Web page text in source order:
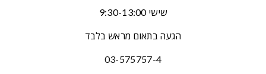
שישי 9:30-13:00
הגעה בתאום מראש בלבד
03-575757-4